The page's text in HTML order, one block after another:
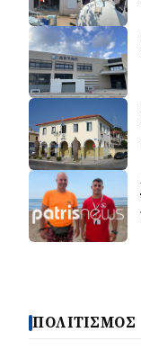
ΠΟΛΙΤΙΣΜΟΣ